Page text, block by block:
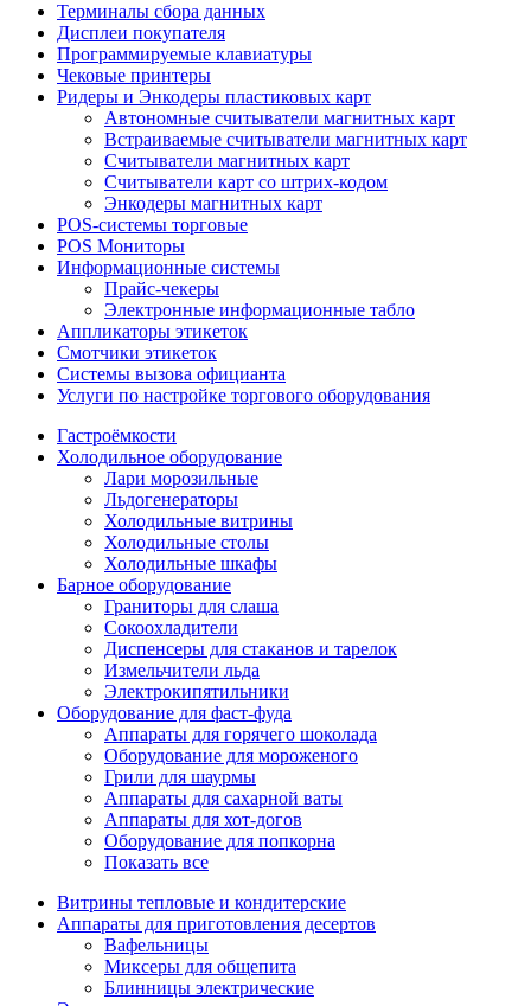
Терминалы сбора данных
Дисплеи покупателя
Программируемые клавиатуры
Чековые принтеры
Ридеры и Энкодеры пластиковых карт
Автономные считыватели магнитных карт
Встраиваемые считыватели магнитных карт
Считыватели магнитных карт
Считыватели карт со штрих-кодом
Энкодеры магнитных карт
POS-системы торговые
POS Мониторы
Информационные системы
Прайс-чекеры
Электронные информационные табло
Аппликаторы этикеток
Смотчики этикеток
Системы вызова официанта
Услуги по настройке торгового оборудования
Гастроёмкости
Холодильное оборудование
Лари морозильные
Льдогенераторы
Холодильные витрины
Холодильные столы
Холодильные шкафы
Барное оборудование
Граниторы для слаша
Сокоохладители
Диспенсеры для стаканов и тарелок
Измельчители льда
Электрокипятильники
Оборудование для фаст-фуда
Аппараты для горячего шоколада
Оборудование для мороженого
Грили для шаурмы
Аппараты для сахарной ваты
Аппараты для хот-догов
Оборудование для попкорна
Показать все
Витрины тепловые и кондитерские
Аппараты для приготовления десертов
Вафельницы
Миксеры для общепита
Блинницы электрические